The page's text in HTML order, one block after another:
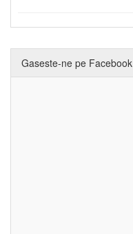
Gaseste-ne pe Facebook